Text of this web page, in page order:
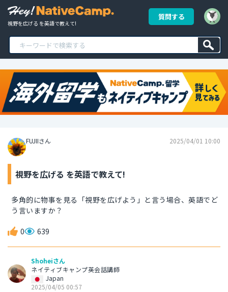
視野を広げる を英語で教えて!
質問する
FUJIIさん 2025/04/01 10:00
視野を広げる を英語で教えて!
多角的に物事を見る「視野を広げよう」と言う場合、英語でど
う言いますか？
0 639
Shoheiさん
ネイティブキャンプ英会話講師
Japan
2025/04/05 00:57